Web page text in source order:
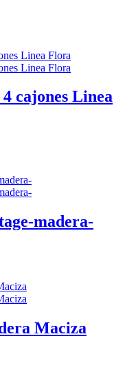
cajones Linea
madera-
Maciza